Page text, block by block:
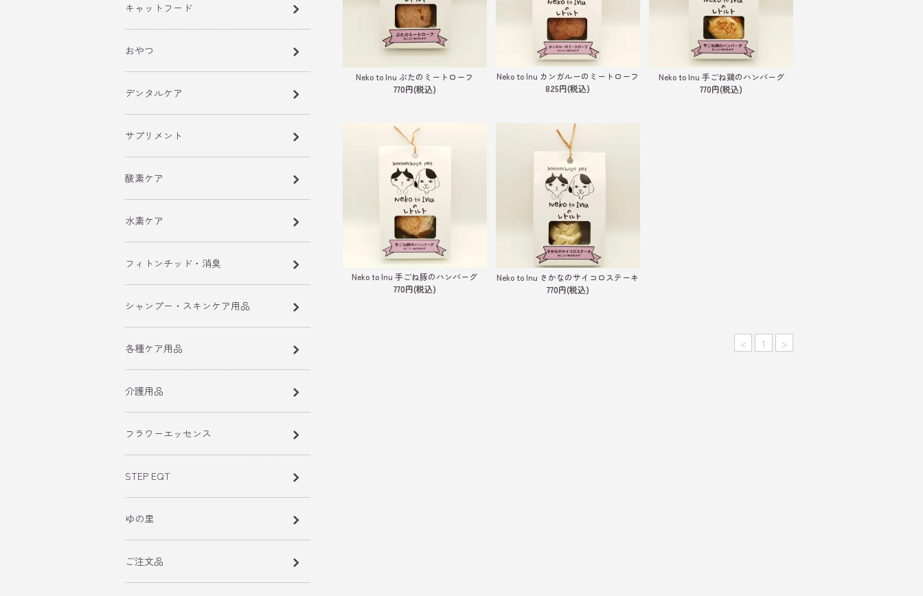
Neko to Inu ぶたのミートローフ
770円(税込)
Neko to Inu カンガルーのミートローフ
825円(税込)
Neko to Inu 手ごね鶏のハンバーグ
770円(税込)
Neko to Inu 手ごね豚のハンバーグ
770円(税込)
Neko to Inu さかなのサイコロステーキ
770円(税込)
< 1 >
キャットフード
おやつ
デンタルケア
サプリメント
酸素ケア
水素ケア
フィトンチッド・消臭
シャンプー・スキンケア用品
各種ケア用品
介護用品
フラワーエッセンス
STEP EQT
ゆの里
ご注文品